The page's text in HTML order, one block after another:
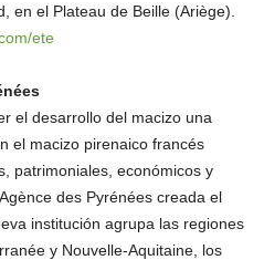
en el Plateau de Beille (Ariège).
ete
el desarrollo del macizo una
el macizo pirenaico francés
patrimoniales, económicos y
des Pyrénées creada el
institución agrupa las regiones
y Nouvelle-Aquitaine, los